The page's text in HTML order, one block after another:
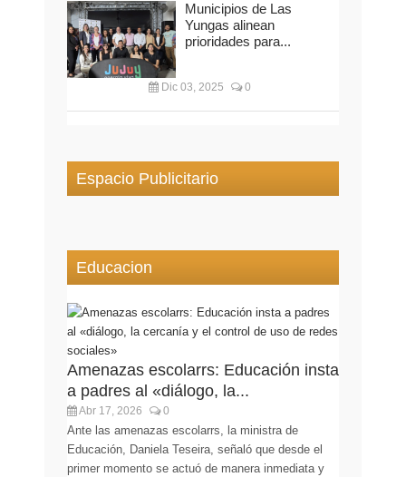
Municipios de Las
Yungas alinean
prioridades para...
Dic 03, 2025 0
Espacio Publicitario
Educacion
Amenazas escolarrs: Educación insta
a padres al «diálogo, la...
Abr 17, 2026 0
Ante las amenazas escolarrs, la ministra de
Educación, Daniela Teseira, señaló que desde el
primer momento se actuó de manera inmediata y